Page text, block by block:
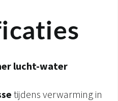
lucht-water
tijdens verwarming in